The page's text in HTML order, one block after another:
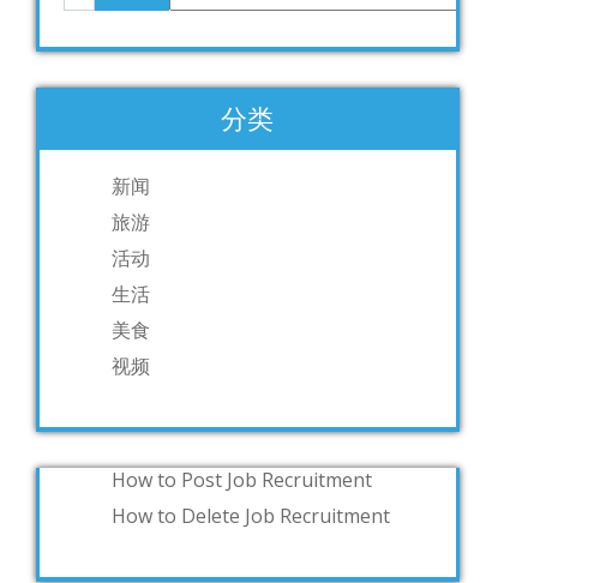
分类
新闻
旅游
活动
生活
美食
视频
How to Post Job Recruitment
How to Delete Job Recruitment